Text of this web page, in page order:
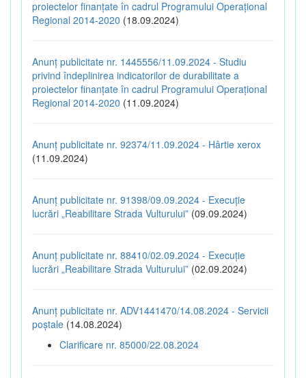
proiectelor finanțate în cadrul Programului Operațional
Regional 2014-2020 (18.09.2024)
Anunț publicitate nr. 1445556/11.09.2024 - Studiu
privind îndeplinirea indicatorilor de durabilitate a
proiectelor finanțate în cadrul Programului Operațional
Regional 2014-2020 (11.09.2024)
Anunț publicitate nr. 92374/11.09.2024 - Hârtie xerox
(11.09.2024)
Anunț publicitate nr. 91398/09.09.2024 - Execuție
lucrări „Reabilitare Strada Vulturului” (09.09.2024)
Anunț publicitate nr. 88410/02.09.2024 - Execuție
lucrări „Reabilitare Strada Vulturului” (02.09.2024)
Anunț publicitate nr. ADV1441470/14.08.2024 - Servicii
poștale (14.08.2024)
Clarificare nr. 85000/22.08.2024